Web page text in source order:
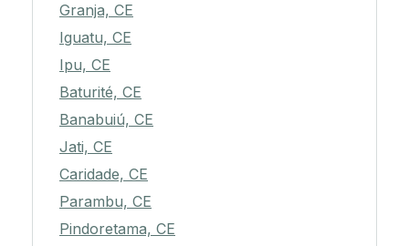
Granja, CE
Iguatu, CE
Ipu, CE
Baturité, CE
Banabuiú, CE
Jati, CE
Caridade, CE
Parambu, CE
Pindoretama, CE